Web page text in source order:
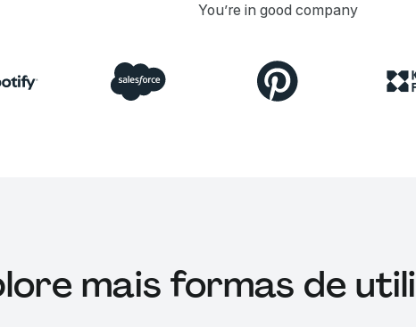
You’re in good company
mais formas de